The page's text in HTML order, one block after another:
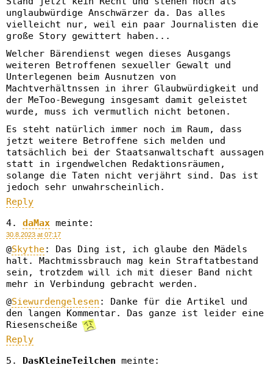
unglaubwürdige Anschwärzer da. Das alles
vielleicht nur, weil ein paar Journalisten die
große Story gewittert haben...
Welcher Bärendienst wegen dieses Ausgangs
weiteren Betroffenen sexueller Gewalt und
Unterlegenen beim Ausnutzen von
Machtverhältnssen in ihrer Glaubwürdigkeit und
der MeToo-Bewegung insgesamt damit geleistet
wurde, muss ich vermutlich nicht betonen.
Es steht natürlich immer noch im Raum, dass
jetzt weitere Betroffene sich melden und
tatsächlich bei der Staatsanwaltschaft aussagen
statt in irgendwelchen Redaktionsräumen,
solange die Taten nicht verjährt sind. Das ist
jedoch sehr unwahrscheinlich.
Reply
daMax meinte:
30.8.2023 at 07:17
@Skythe: Das Ding ist, ich glaube den Mädels
halt. Machtmissbrauch mag kein Straftatbestand
sein, trotzdem will ich mit dieser Band nicht
mehr in Verbindung gebracht werden.
@Siewurdengelesen : Danke für die Artikel und
den langen Kommentar. Das ganze ist leider eine
Riesenscheiße
Reply
DasKleineTeilchen meinte: